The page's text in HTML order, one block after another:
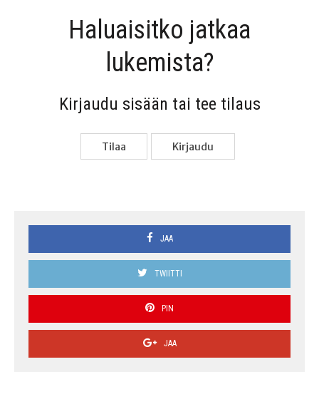
Haluai­sit­ko jat­kaa
lukemista?
Kir­jau­du sisään tai tee tilaus
Tilaa Kir­jau­du
JAA
TWIITTI
PIN
JAA